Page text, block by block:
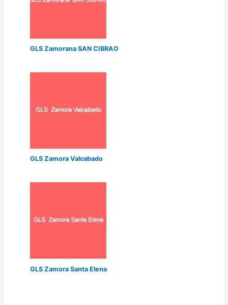
GLS Zamorana SAN CIBRAO
GLS Zamora Valcabado
GLS Zamora Santa Elena